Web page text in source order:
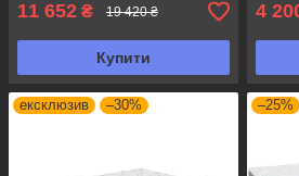
11 652 ₴ 19 420 ₴
Купити
4
ексклюзив –30% –25%